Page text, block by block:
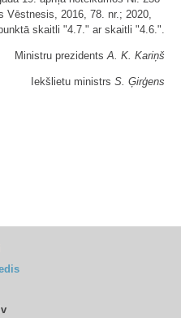
Vēstnesis, 2016, 78. nr.; 2020,
skaitli "4.7." ar skaitli "4.6.".
Ministru prezidentsA. K. Kariņš
Iekšlietu ministrs S. Ģirģens